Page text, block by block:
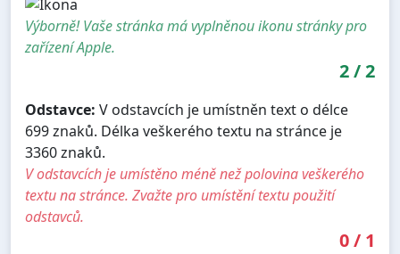
Výborně! Vaše stránka má vyplněnou ikonu stránky pro
zařízení Apple.
2/2
Odstavce: V odstavcích je umístněn text o délce
699 znaků. Délka veškerého textu na stránce je
3360 znaků.
V odstavcích je umístěno méně než polovina veškerého
textu na stránce. Zvažte pro umístění textu použití
odstavců.
0/ 1